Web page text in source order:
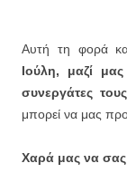
Αυτή τη φορά
Ιούλη, μαζί
συνεργάτες
μπορεί να μας
Χαρά μας να